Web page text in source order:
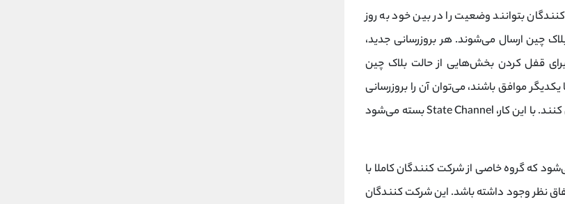
بتوانند وضعیت را در بین خود به روز
چین ارسال می‌شوند. هر بروزرسانی جدید،
قفل کردن بخش‌هایی از حالت بلاک چین
موافق باشند، می‌توان آن را بروزرسانی
کرد. در پایان، شرکت‌کنندگان باید درخواست را به بلاک چین ارسال کنند. با این کار، State Channel بسته می‌شود
که گروه خاصی از شرکت کنندگان کاملا با
نظر وجود داشته باشد. این شرکت کنندگان